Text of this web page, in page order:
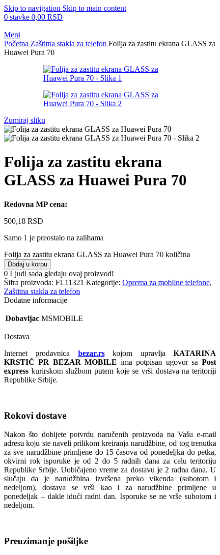
Skip to navigation Skip to main content
0 stavke 0,00 RSD
Meni
Početna Zaštitna stakla za telefon Folija za zastitu ekrana GLASS za
Huawei Pura 70
Zumiraj sliku
Folija za zastitu ekrana
GLASS za Huawei Pura 70
Redovna MP cena:
500,18 RSD
Samo 1 je preostalo na zalihama
Folija za zastitu ekrana GLASS za Huawei Pura 70 količina
Dodaj u korpu
0 Ljudi sada gledaju ovaj proizvod!
Šifra proizvoda: FL11321 Kategorije: Oprema za mobilne telefone,
Zaštitna stakla za telefon
Dodatne informacije
Dobavljac MSMOBILE
Dostava
Internet prodavnica bezar.rskojom upravljaKATARINA
KRSTIĆ PR BEZAR MOBILE ima potpisan ugovor sa Post
express kurirskom službom putem koje se vrši dostava na teritoriji
Republike Srbije.
Rokovi dostave
Nakon što dobijete potvrdu naručenih proizvoda na Vašu e-mail
adresu koju ste naveli prilikom kreiranja narudžbine, od tog trenutka
za sve narudžbine primljene do 15 časova od ponedeljka do petka,
okvirni rok isporuke je od 2 do 5 radnih dana za celu teritoriju
Republike Srbije. Uobičajeno vreme za dostavu je 2 radna dana. U
slučaju da je narudžbina izvršena preko vikenda (subotom i
nedeljom), dostava se vrši kao i za narudžbine primljene u
ponedeljak – dakle idući radni dan. Isporuke se ne vrše subotom i
nedeljom.
Preuzimanje pošiljke